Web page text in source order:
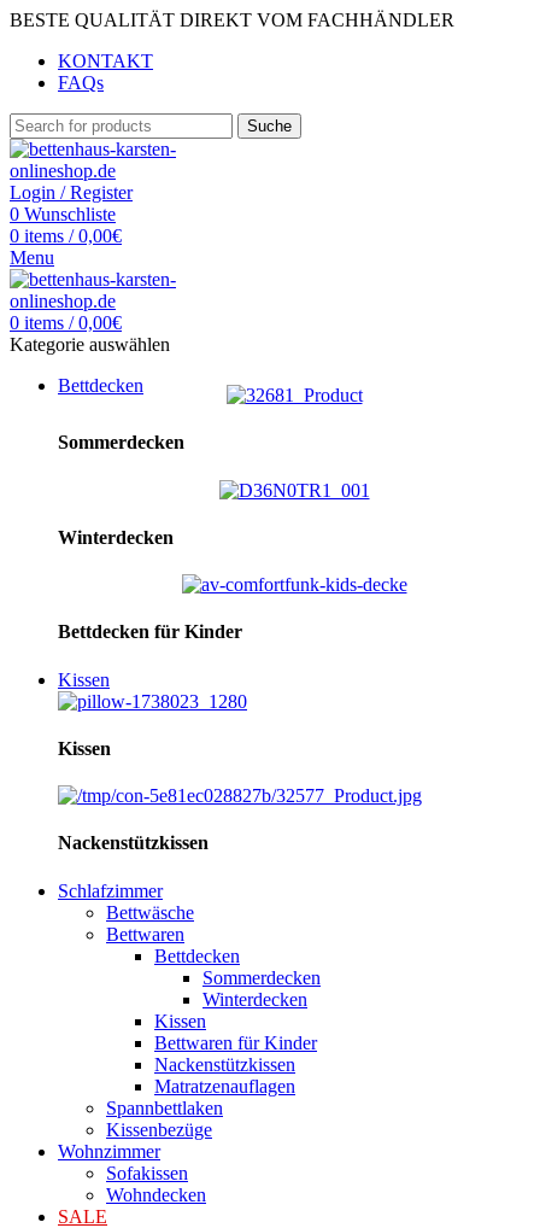
BESTE QUALITÄT DIREKT VOM FACHHÄNDLER
KONTAKT
FAQs
Suche
Login / Register
0 Wunschliste
0 items / 0,00€
Menu
0 items / 0,00€
Kategorie auswählen
Bettdecken
Sommerdecken
Winterdecken
Bettdecken für Kinder
Kissen
Kissen
Nackenstützkissen
Schlafzimmer
Bettwäsche
Bettwaren
Bettdecken
Sommerdecken
Winterdecken
Kissen
Bettwaren für Kinder
Nackenstützkissen
Matratzenauflagen
Spannbettlaken
Kissenbezüge
Wohnzimmer
Sofakissen
Wohndecken
SALE